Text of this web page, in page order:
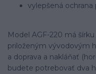
vylepšená ochrana
Model AGF-220 má
priloženým vývodovým
a doprava a nakláňať
budete potrebovať dva